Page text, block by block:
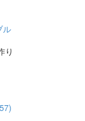
ル
り